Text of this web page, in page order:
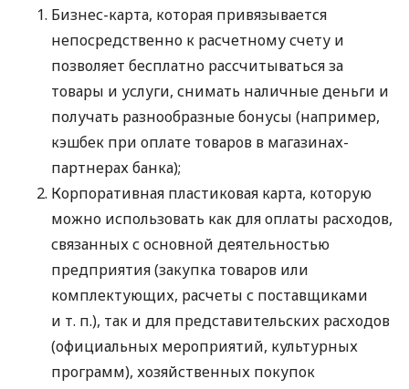
Бизнес-карта, которая привязывается
непосредственно к расчетному счету и
позволяет бесплатно рассчитываться за
товары и услуги, снимать наличные деньги и
получать разнообразные бонусы (например,
кэшбек при оплате товаров в магазинах-
партнерах банка);
Корпоративная пластиковая карта, которую
можно использовать как для оплаты расходов,
связанных с основной деятельностью
предприятия (закупка товаров или
комплектующих, расчеты с поставщиками
и т. п.), так и для представительских расходов
(официальных мероприятий, культурных
программ), хозяйственных покупок